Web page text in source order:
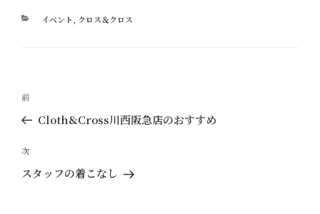
カ
イベント クロス＆クロス
投
ナ
ビ
ゲ
過
去
投
稿
前
Cloth&Cross川西阪急店のおすすめ
次
の
次
スタッフの着こなし